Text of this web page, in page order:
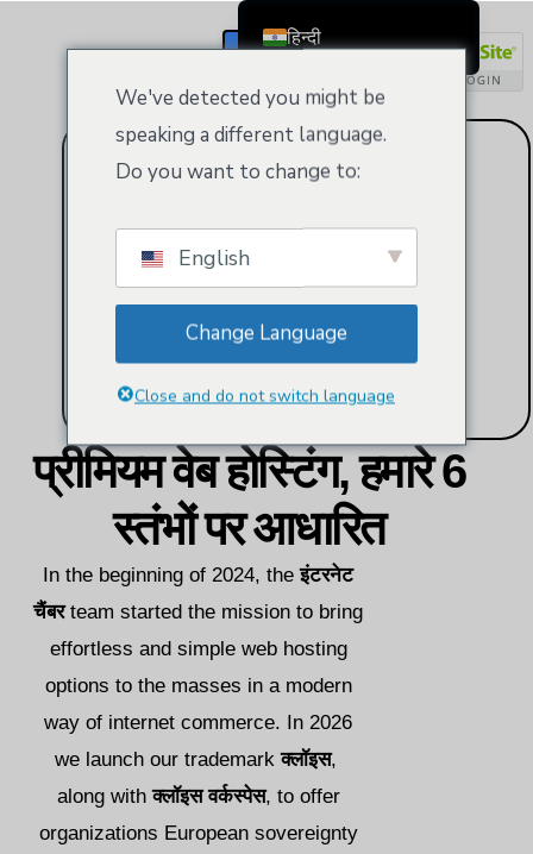
प्रीमियम वेब होस्टिंग, हमारे 6
स्तंभों पर आधारित
In the beginning of 2024, theइंटरनेट
चैंबरteam started the mission to bring
effortless and simple web hosting
options to the masses in a modern
way of internet commerce. In 2026
we launch our trademarkक्लॉइस,
along withक्लॉइस वर्कस्पेस, to offer
organizations European sovereignty
We've detected you might be
speaking a different language.
Do you want to change to:
English
Change Language
Close and do not switch language
हिन्दी
Čeština
Ελληνικά
Français
Suomi
Bahasa Indonesia
日本語
Nederlands
한국어
Norsk bokmål
Polski
Português
Svenska
ไทย
Türkçe